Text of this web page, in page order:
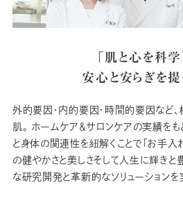
「肌と心を科学
安心と安らぎを提
外的要因・内的要因・時間的要因など、
肌。 ホームケア＆サロンケアの実績を
と身体の関連性を紐解くことで「お手入
の健やかさと美しさそして人生に輝きと
な研究開発と革新的なソリューションを